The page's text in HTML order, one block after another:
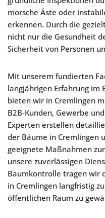
morsche Äste oder
erkennen. Durch die
nicht nur die Gesundheit
Sicherheit von Personen
Mit unserem fundierten
langjährigen Erfahrung im
bieten wir in Cremlingen
B2B-Kunden, Gewerbe
Experten erstellen
der Bäume in Cremlingen
geeignete Maßnahmen
unsere zuverlässigen
Baumkontrolle tragen wir
in Cremlingen langfristig
öffentlichen Raum zu